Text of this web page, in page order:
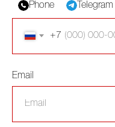
Phone Telegram
+7
Email